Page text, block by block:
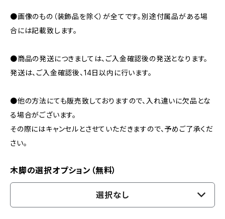
●画像のもの（装飾品を除く）が全てです。別途付属品がある場
合には記載致します。
●商品の発送につきましては、ご入金確認後の発送となります。
発送は、ご入金確認後、14日以内に行います。
●他の方法にても販売致しておりますので、入れ違いに欠品とな
る場合がございます。
その際にはキャンセルとさせていただきますので、予めご了承くだ
さい。
木脚の選択オプション（無料）
選択なし